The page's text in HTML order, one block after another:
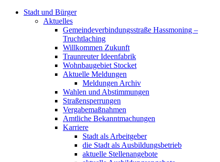
Stadt und Bürger
Aktuelles
Gemeindeverbindungsstraße Hassmoning –
Truchtlaching
Willkommen Zukunft
Traunreuter Ideenfabrik
Wohnbaugebiet Stocket
Aktuelle Meldungen
Meldungen Archiv
Wahlen und Abstimmungen
Straßensperrungen
Vergabemaßnahmen
Amtliche Bekanntmachungen
Karriere
Stadt als Arbeitgeber
die Stadt als Ausbildungsbetrieb
aktuelle Stellenangebote